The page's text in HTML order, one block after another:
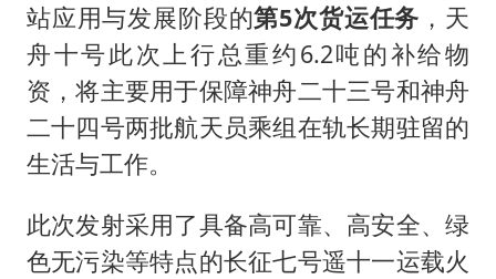
站应用与发展阶段的第5次货运任务 ，天
舟十号此次上行总重约6.2吨的补给物
资，将主要用于保障神舟二十三号和神舟
二十四号两批航天员乘组在轨长期驻留的
生活与工作。
此次发射采用了具备高可靠、高安全、绿
色无污染等特点的长征七号遥十一运载火